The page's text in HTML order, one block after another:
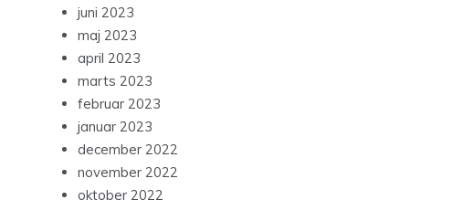
juni 2023
maj 2023
april 2023
marts 2023
februar 2023
januar 2023
december 2022
november 2022
oktober 2022